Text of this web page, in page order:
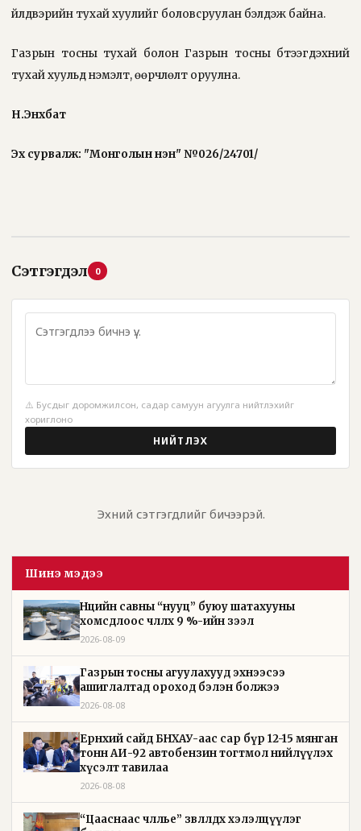
үйлдвэрийн тухай хуулийг боловсруулан бэлдэж байна.
Газрын тосны тухай болон Газрын тосны бүтээгдэхүүний
тухай хуульд нэмэлт, өөрчлөлт оруулна.
Н.Энхбат
Эх сурвалж: "Монголын үнэн" №026/24701/
Сэтгэгдэл 0
⚠️ Бусдыг доромжилсон, садар самуун агуулга нийтлэхийг
хориглоно
НИЙТЛЭХ
Эхний сэтгэгдлийг бичээрэй.
Шинэ мэдээ
Нөөцийн савны “нууц” буюу шатахууны
хомсдлоос чөлөөлөх 9 %-ийн зээл
2026-08-09
Газрын тосны агуулахууд эхнээсээ
ашиглалтад ороход бэлэн болжээ
2026-08-08
Ерөнхий сайд БНХАУ-аас сар бүр 12-15 мянган
тонн АИ-92 автобензин тогтмол нийлүүлэх
хүсэлт тавилаа
2026-08-08
“Цааснаас чөлөөлье” зөвлөлдөх хэлэлцүүлэг